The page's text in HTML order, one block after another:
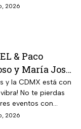
2026
& Paco
y María José
la CDMX este
de agosto;
horarios y
de boletos
y la CDMX está con
No te pierdas
eventos con
primer nivel.
2026